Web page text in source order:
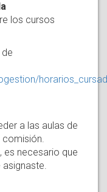
los cursos
a las aulas de
comisión.
es necesario que
asignaste.